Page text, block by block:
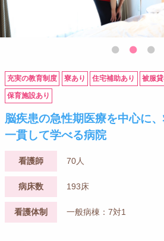
充実の教育制度 寮あり 住宅補助あり 被服
保育施設あり
脳疾患の急性期医療を中心に
一貫して学べる病院
看護師 70人
病床数 193床
看護体制 一般病棟：7対1